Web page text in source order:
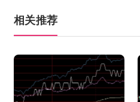
相关推荐